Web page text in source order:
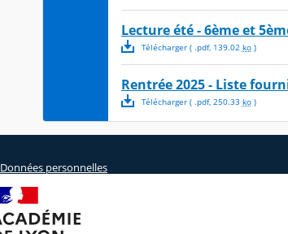
Lecture été - 6ème et
Télécharger( .pdf, 139.02 ko)
Rentrée 2025 - Liste
Télécharger( .pdf, 250.33 ko)
Données personnelles